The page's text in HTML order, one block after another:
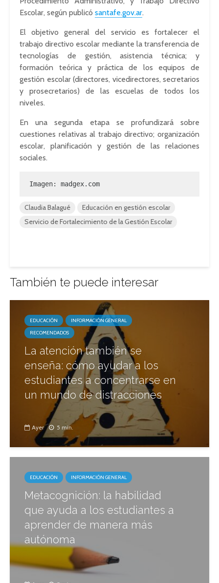
Escolar, según publicó santafe.gov.ar.
El objetivo general del servicio es fortalecer el
trabajo directivo escolar mediante la transferencia de
tecnologías de gestión, asistencia técnica; y
formación teórica y práctica de los equipos de
gestión escolar (directores, vicedirectores, secretarios
y prosecretarios) de las escuelas de todos los
niveles.
En una segunda etapa se profundizará sobre
cuestiones relativas al trabajo directivo; organización
escolar, planificación y gestión de las relaciones
sociales.
Imagen: madgex.com
Claudia Balagué
Educación en gestión escolar
Servicio de Fortalecimiento de la Gestión Escolar
También te puede interesar
EDUCACIÓN
INFORMACIÓN GENERAL
RECOMENDADOS
La atención también se
enseña: cómo ayudar a los
estudiantes a concentrarse en
un mundo de distracciones
Ayer 5 min.
EDUCACIÓN INFORMACIÓN GENERAL
Metacognición: la habilidad
que ayuda a los estudiantes a
aprender de manera más
autónoma